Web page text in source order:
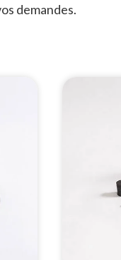
demandes.